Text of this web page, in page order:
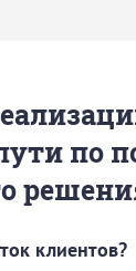
по
клиентов?